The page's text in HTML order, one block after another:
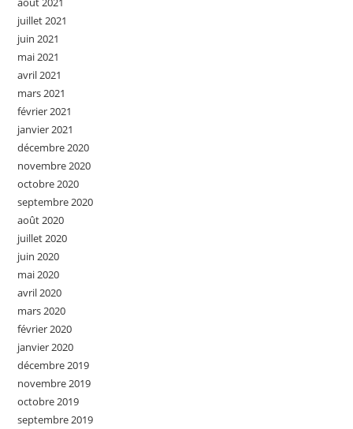
juillet 2021
juin 2021
mai 2021
avril 2021
mars 2021
février 2021
janvier 2021
décembre 2020
novembre 2020
octobre 2020
septembre 2020
août 2020
juillet 2020
juin 2020
mai 2020
avril 2020
mars 2020
février 2020
janvier 2020
décembre 2019
novembre 2019
octobre 2019
septembre 2019